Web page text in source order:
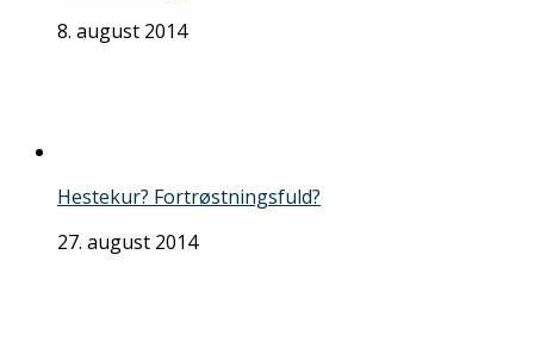
8. august 2014
Hestekur? Fortrøstningsfuld?
27. august 2014